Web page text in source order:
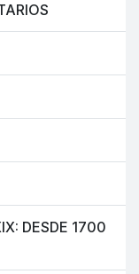
DESDE 1700